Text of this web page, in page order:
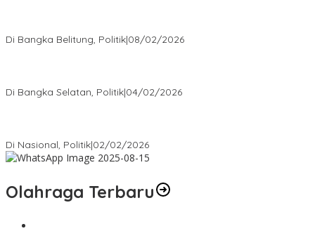
Di Bangka Belitung, Politik|08/02/2026
Di Bangka Selatan, Politik|04/02/2026
Di Nasional, Politik|02/02/2026
Olahraga Terbaru